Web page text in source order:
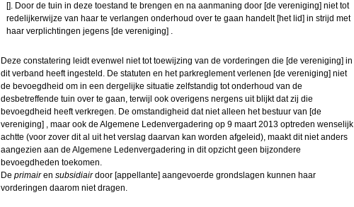
[]. Door de tuin in deze toestand te brengen en na aanmaning door [de vereniging] niet tot
redelijkerwijze van haar te verlangen onderhoud over te gaan handelt [het lid] in strijd met
haar verplichtingen jegens [de vereniging] .
Deze constatering leidt evenwel niet tot toewijzing van de vorderingen die [de vereniging] in
dit verband heeft ingesteld. De statuten en het parkreglement verlenen [de vereniging] niet
de bevoegdheid om in een dergelijke situatie zelfstandig tot onderhoud van de
desbetreffende tuin over te gaan, terwijl ook overigens nergens uit blijkt dat zij die
bevoegdheid heeft verkregen. De omstandigheid dat niet alleen het bestuur van [de
vereniging] , maar ook de Algemene Ledenvergadering op 9 maart 2013 optreden wenselijk
achtte (voor zover dit al uit het verslag daarvan kan worden afgeleid), maakt dit niet anders
aangezien aan de Algemene Ledenvergadering in dit opzicht geen bijzondere
bevoegdheden toekomen.
De primairen subsidiairdoor [appellante] aangevoerde grondslagen kunnen haar
vorderingen daarom niet dragen.